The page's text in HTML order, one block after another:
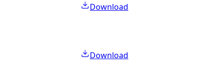
Download
Download